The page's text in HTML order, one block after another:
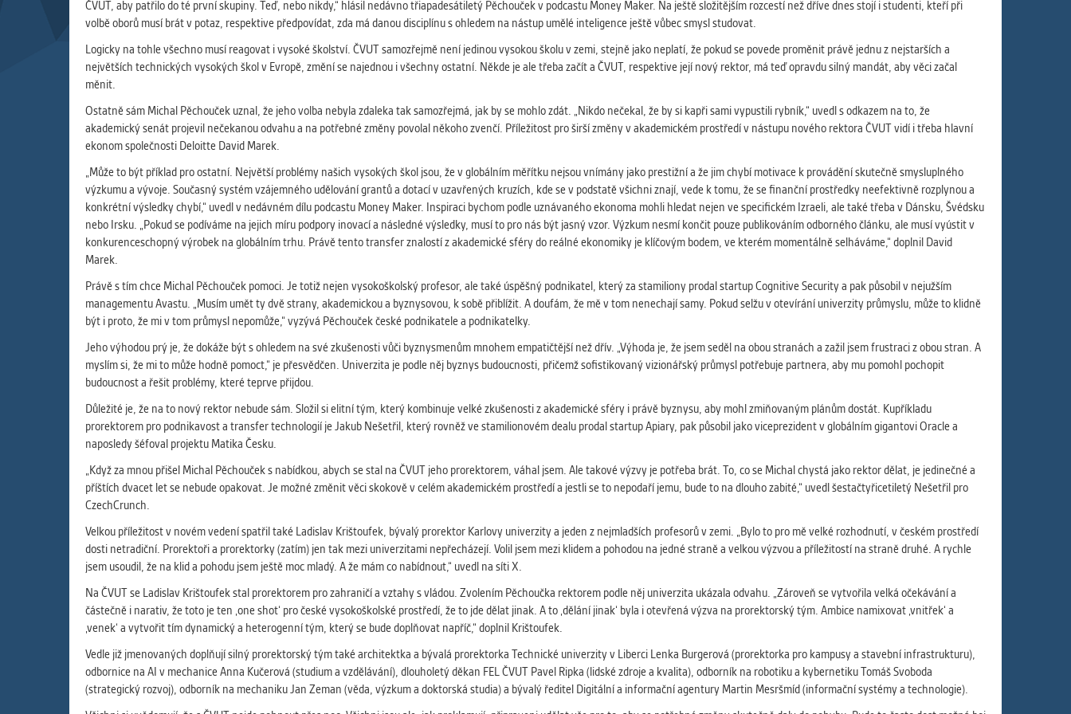
Slouží pro získávání anonymizovaných statistických údajů, které nám
pomáhají vylepšovat naše aplikace. Zpravidla jde o cookies systémů třetích
stran, které k těmto účelům využíváme.
Využívané za účelem zobrazení správných nabídek a cílení obsahu podle
Vašich preferencí. Zpravidla jde o cookies systémů třetích stran, které nám s
OSTATNÍ
Cookies, které aplikace nedokáže zařadit. Naším cílem je, aby tato kategorie
zůstala prázdná a všechny cookies byly přiřazeny do některé z kategorií
uvedených výše.
ČVUT, aby patřilo do té první skupiny. Teď, nebo nikdy,“ hlásil nedávno třiapadesátiletý Pěchouček v podcastu Money Maker. Na ještě složitějším rozcestí než dříve dnes stojí i studenti, kteří při
volbě oborů musí brát v potaz, respektive předpovídat, zda má danou disciplínu s ohledem na nástup umělé inteligence ještě vůbec smysl studovat.
Logicky na tohle všechno musí reagovat i vysoké školství. ČVUT samozřejmě není jedinou vysokou školu v zemi, stejně jako neplatí, že pokud se povede proměnit právě jednu z nejstarších a
největších technických vysokých škol v Evropě, změní se najednou i všechny ostatní. Někde je ale třeba začít a ČVUT, respektive její nový rektor, má teď opravdu silný mandát, aby věci začal
měnit.
Ostatně sám Michal Pěchouček uznal, že jeho volba nebyla zdaleka tak samozřejmá, jak by se mohlo zdát. „Nikdo nečekal, že by si kapři sami vypustili rybník,“ uvedl s odkazem na to, že
akademický senát projevil nečekanou odvahu a na potřebné změny povolal někoho zvenčí. Příležitost pro širší změny v akademickém prostředí v nástupu nového rektora ČVUT vidí i třeba hlavní
ekonom společnosti Deloitte David Marek.
„Může to být příklad pro ostatní. Největší problémy našich vysokých škol jsou, že v globálním měřítku nejsou vnímány jako prestižní a že jim chybí motivace k provádění skutečně smysluplného
výzkumu a vývoje. Současný systém vzájemného udělování grantů a dotací v uzavřených kruzích, kde se v podstatě všichni znají, vede k tomu, že se finanční prostředky neefektivně rozplynou a
konkrétní výsledky chybí,“ uvedl v nedávném dílu podcastu Money Maker. Inspiraci bychom podle uznávaného ekonoma mohli hledat nejen ve specifickém Izraeli, ale také třeba v Dánsku, Švédsku
nebo Irsku. „Pokud se podíváme na jejich míru podpory inovací a následné výsledky, musí to pro nás být jasný vzor. Výzkum nesmí končit pouze publikováním odborného článku, ale musí vyústit v
konkurenceschopný výrobek na globálním trhu. Právě tento transfer znalostí z akademické sféry do reálné ekonomiky je klíčovým bodem, ve kterém momentálně selháváme,“ doplnil David
Marek.
Právě s tím chce Michal Pěchouček pomoci. Je totiž nejen vysokoškolský profesor, ale také úspěšný podnikatel, který za stamiliony prodal startup Cognitive Security a pak působil v nejužším
managementu Avastu. „Musím umět ty dvě strany, akademickou a byznysovou, k sobě přiblížit. A doufám, že mě v tom nenechají samy. Pokud selžu v otevírání univerzity průmyslu, může to klidně
být i proto, že mi v tom průmysl nepomůže,“ vyzývá Pěchouček české podnikatele a podnikatelky.
Jeho výhodou prý je, že dokáže být s ohledem na své zkušenosti vůči byznysmenům mnohem empatičtější než dřív. „Výhoda je, že jsem seděl na obou stranách a zažil jsem frustraci z obou stran. A
myslím si, že mi to může hodně pomoct,“ je přesvědčen. Univerzita je podle něj byznys budoucnosti, přičemž sofistikovaný vizionářský průmysl potřebuje partnera, aby mu pomohl pochopit
budoucnost a řešit problémy, které teprve přijdou.
Důležité je, že na to nový rektor nebude sám. Složil si elitní tým, který kombinuje velké zkušenosti z akademické sféry i právě byznysu, aby mohl zmiňovaným plánům dostát. Kupříkladu
prorektorem pro podnikavost a transfer technologií je Jakub Nešetřil, který rovněž ve stamilionovém dealu prodal startup Apiary, pak působil jako viceprezident v globálním gigantovi Oracle a
naposledy šéfoval projektu Matika Česku.
„Když za mnou přišel Michal Pěchouček s nabídkou, abych se stal na ČVUT jeho prorektorem, váhal jsem. Ale takové výzvy je potřeba brát. To, co se Michal chystá jako rektor dělat, je jedinečné a
příštích dvacet let se nebude opakovat. Je možné změnit věci skokově v celém akademickém prostředí a jestli se to nepodaří jemu, bude to na dlouho zabité,“ uvedl šestačtyřicetiletý Nešetřil pro
CzechCrunch.
Velkou příležitost v novém vedení spatřil také Ladislav Krištoufek, bývalý prorektor Karlovy univerzity a jeden z nejmladších profesorů v zemi. „Bylo to pro mě velké rozhodnutí, v českém prostředí
dosti netradiční. Prorektoři a prorektorky (zatím) jen tak mezi univerzitami nepřecházejí. Volil jsem mezi klidem a pohodou na jedné straně a velkou výzvou a příležitostí na straně druhé. A rychle
jsem usoudil, že na klid a pohodu jsem ještě moc mladý. A že mám co nabídnout,“ uvedl na síti X.
Na ČVUT se Ladislav Krištoufek stal prorektorem pro zahraničí a vztahy s vládou. Zvolením Pěchoučka rektorem podle něj univerzita ukázala odvahu. „Zároveň se vytvořila velká očekávání a
částečně i narativ, že toto je ten ‚one shot‘ pro české vysokoškolské prostředí, že to jde dělat jinak. A to ‚dělání jinak‘ byla i otevřená výzva na prorektorský tým. Ambice namixovat ‚vnitřek‘ a
‚venek‘ a vytvořit tím dynamický a heterogenní tým, který se bude doplňovat napříč,“ doplnil Krištoufek.
Vedle již jmenovaných doplňují silný prorektorský tým také architektka a bývalá prorektorka Technické univerzity v Liberci Lenka Burgerová (prorektorka pro kampusy a stavební infrastrukturu),
odbornice na AI v mechanice Anna Kučerová (studium a vzdělávání), dlouholetý děkan FEL ČVUT Pavel Ripka (lidské zdroje a kvalita), odborník na robotiku a kybernetiku Tomáš Svoboda
(strategický rozvoj), odborník na mechaniku Jan Zeman (věda, výzkum a doktorská studia) a bývalý ředitel Digitální a informační agentury Martin Mesršmíd (informační systémy a technologie).